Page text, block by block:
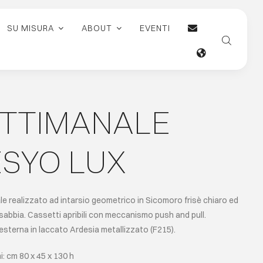
SU MISURA ABOUT EVENTI
LUX
realizzato ad intarsio geometrico in Sicomoro frisè chiaro ed
Cassetti apribili con meccanismo push and pull.
in laccato Ardesia metallizzato (F215).
cm 80 x 45 x 130 h